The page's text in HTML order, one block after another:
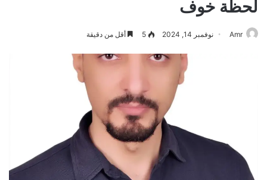
لحظة خوف
Amr نوفمبر 14, 2024 5 أقل من دقيقة